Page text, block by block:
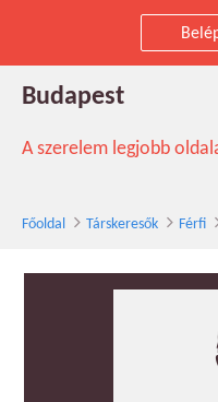
Mérleg1
Budapest
A szerelem legjobb
Főoldal Társkeresők Férfi